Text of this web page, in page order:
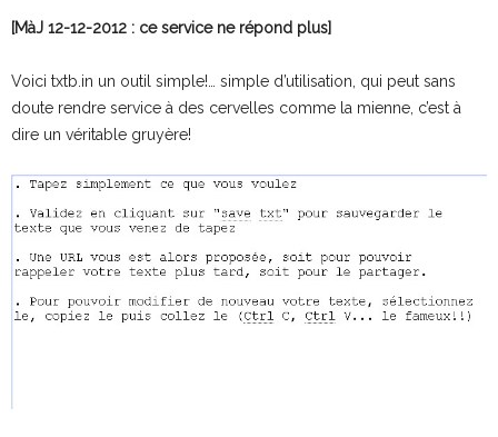
[MàJ 12-12-2012 : ce service ne répond plus]
Voici txtb.in un outil simple!… simple d’utilisation, qui peut sans
doute rendre service à des cervelles comme la mienne, c’est à
dire un véritable gruyère!